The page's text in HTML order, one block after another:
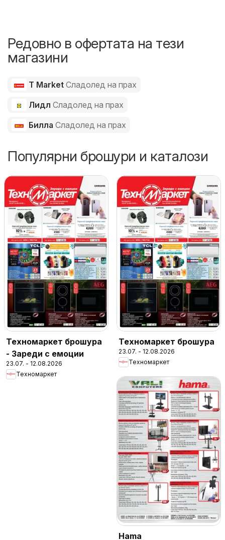
Редовно в офертата на тези
магазини
T Market Сладолед на прах
Лидл Сладолед на прах
Билла Сладолед на прах
Популярни брошури и каталози
Техномаркет брошура
- Зареди с емоции
23.07. - 12.08.2026
Техномаркет
Техномаркет брошура
23.07. - 12.08.2026
Техномаркет
Hama